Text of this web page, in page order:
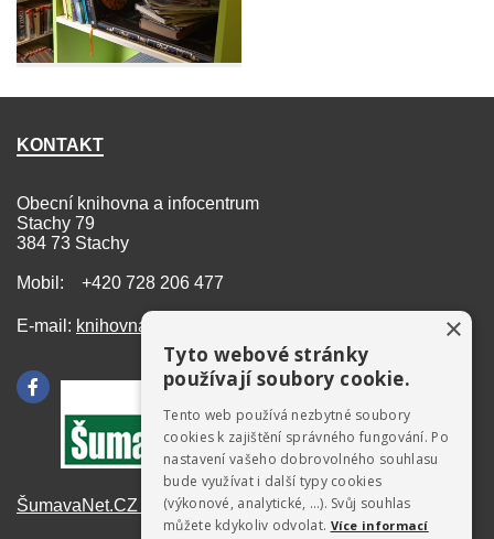
KONTAKT
Obecní knihovna a infocentrum
Stachy 79
384 73 Stachy
Mobil: +420 728 206 477
E-mail: knihovna@stachy.net
ŠumavaNet.CZ - informace o regionu
×
Tyto webové stránky
používají soubory cookie.
Tento web používá nezbytné soubory
cookies k zajištění správného fungování. Po
nastavení vašeho dobrovolného souhlasu
bude využívat i další typy cookies
(výkonové, analytické, …). Svůj souhlas
můžete kdykoliv odvolat. Více informací